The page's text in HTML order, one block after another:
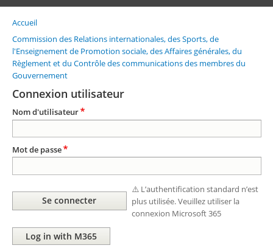
Fil
d'Ariane
Accueil
Commission des Relations internationales, des Sports, de
l'Enseignement de Promotion sociale, des Affaires générales, du
Règlement et du Contrôle des communications des membres du
Gouvernement
Connexion utilisateur
Nom d'utilisateur
Mot de passe
⚠️ L’authentification standard n’est
plus utilisée. Veuillez utiliser la
connexion Microsoft 365